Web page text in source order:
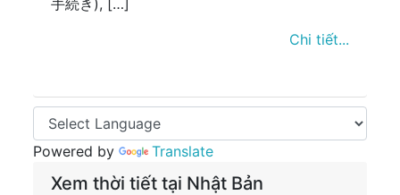
手続き), […]
Chi tiết...
Powered by Translate
Xem thời tiết tại Nhật Bản